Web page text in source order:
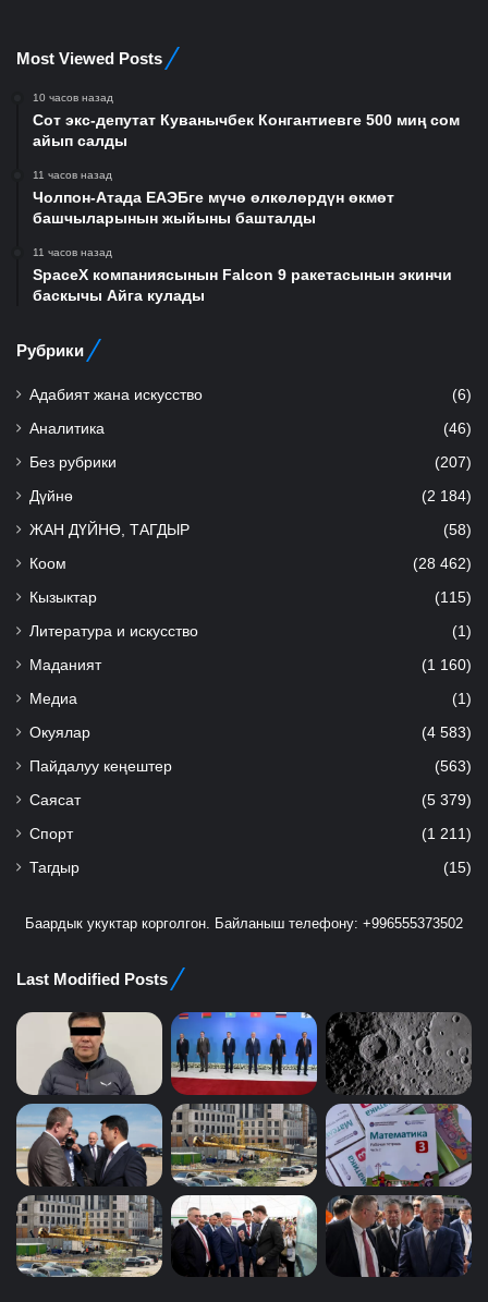
Most Viewed Posts
10 часов назад
Сот экс-депутат Куванычбек Конгантиевге 500 миң сом
айып салды
11 часов назад
Чолпон-Атада ЕАЭБге мүчө өлкөлөрдүн өкмөт
башчыларынын жыйыны башталды
11 часов назад
SpaceX компаниясынын Falcon 9 ракетасынын экинчи
баскычы Айга кулады
Рубрики
Адабият жана искусство (6)
Аналитика (46)
Без рубрики (207)
Дүйнө (2 184)
ЖАН ДҮЙНӨ, ТАГДЫР (58)
Коом (28 462)
Кызыктар (115)
Литература и искусство (1)
Маданият (1 160)
Медиа (1)
Окуялар (4 583)
Пайдалуу кеңештер (563)
Саясат (5 379)
Спорт (1 211)
Тагдыр (15)
Баардык укуктар корголгон. Байланыш телефону: +996555373502
Last Modified Posts